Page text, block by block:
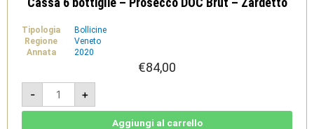
Tipologia
Bollicine
Regione
Veneto
Annata
2020
€84,00
-
Cassa
bottiglie
-
+
Aggiungi al carrello